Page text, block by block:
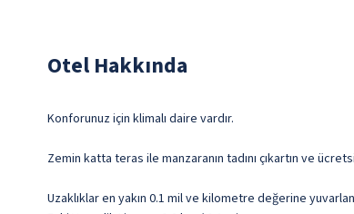
Otel Hakkında
Konforunuz için klimalı daire vardır.
Zemin katta teras ile manzaranın tadını çıkartın ve
Uzaklıklar en yakın 0.1 mil ve kilometre değerine